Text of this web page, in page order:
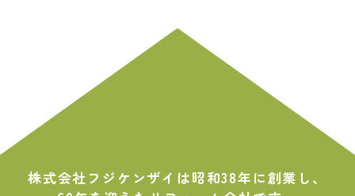
株式会社フジケンザイは昭和38年に創業し、